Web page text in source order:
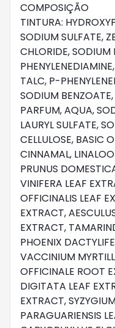
COMPOSIÇÃO
TINTURA:
SODIUM SULFATE,
CHLORIDE,
TALC, P-
SODIUM
PARFUM, AQUA,
LAURYL SULFATE,
CELLULOSE, BASIC
CINNAMAL,
PRUNUS
VINIFERA LEAF
OFFICINALIS LEAF
EXTRACT,
EXTRACT,
PHOENIX
VACCINIUM
OFFICINALE ROOT
DIGITATA LEAF
EXTRACT,
PARAGUARIENSIS